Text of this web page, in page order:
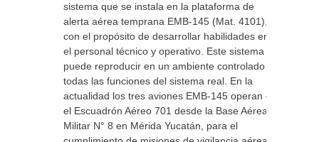
sistema que se instala en la plataforma de
alerta aérea temprana EMB-145 (Mat. 4101),
con el propósito de desarrollar habilidades en
el personal técnico y operativo. Este sistema
puede reproducir en un ambiente controlado
todas las funciones del sistema real. En la
actualidad los tres aviones EMB-145 operan en
el Escuadrón Aéreo 701 desde la Base Aérea
Militar N° 8 en Mérida Yucatán, para el